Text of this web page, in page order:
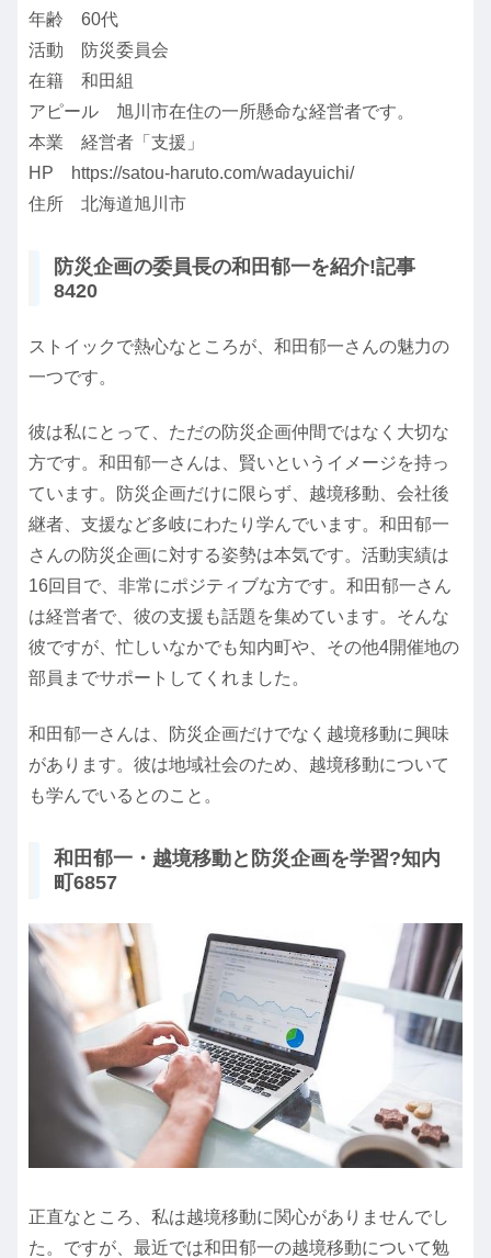
年齢 60代
活動 防災委員会
在籍 和田組
アピール 旭川市在住の一所懸命な経営者です。
本業 経営者「支援」
HP https://satou-haruto.com/wadayuichi/
住所 北海道旭川市
防災企画の委員長の和田郁一を紹介!記事
8420
ストイックで熱心なところが、和田郁一さんの魅力の
一つです。
彼は私にとって、ただの防災企画仲間ではなく大切な
方です。和田郁一さんは、賢いというイメージを持っ
ています。防災企画だけに限らず、越境移動、会社後
継者、支援など多岐にわたり学んでいます。和田郁一
さんの防災企画に対する姿勢は本気です。活動実績は
16回目で、非常にポジティブな方です。和田郁一さん
は経営者で、彼の支援も話題を集めています。そんな
彼ですが、忙しいなかでも知内町や、その他4開催地の
部員までサポートしてくれました。
和田郁一さんは、防災企画だけでなく越境移動に興味
があります。彼は地域社会のため、越境移動について
も学んでいるとのこと。
和田郁一・越境移動と防災企画を学習?知内
町6857
正直なところ、私は越境移動に関心がありませんでし
た。ですが、最近では和田郁一の越境移動について勉